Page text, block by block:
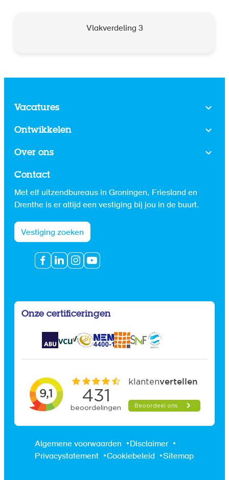
Vlakverdeling 3
Vacatures
Ontwikkelen
Over ons
Contact
Met elf uitzendbureaus in Groningen, Friesland en
Drenthe is er altijd een vestiging bij jou in de buurt.
Vestiging zoeken
Onze certificeringen
Algemene voorwaarden
Disclaimer
Privacystatement
Cookiebeleid Sitemap